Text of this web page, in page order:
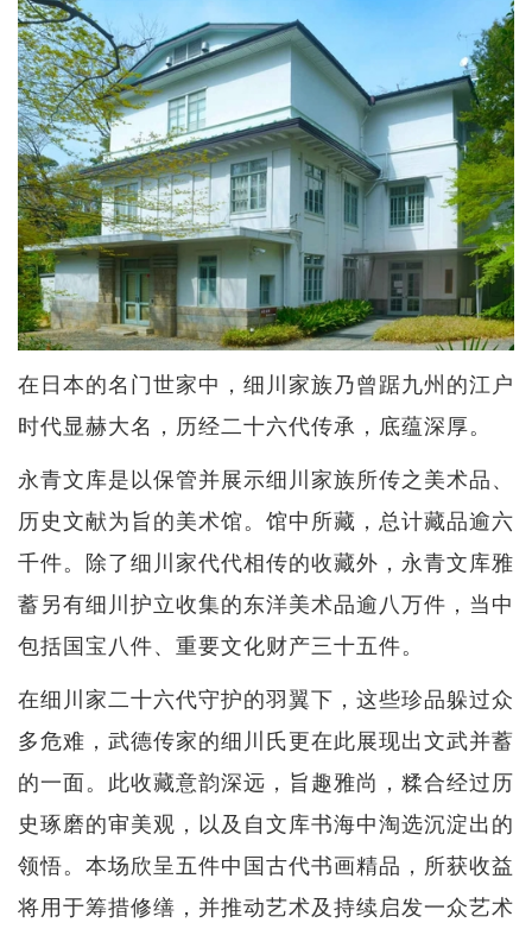
在日本的名门世家中，细川家族乃曾踞九州的江户
时代显赫大名，历经二十六代传承，底蕴深厚。
永青文库是以保管并展示细川家族所传之美术品、
历史文献为旨的美术馆。馆中所藏，总计藏品逾六
千件。除了细川家代代相传的收藏外，永青文库雅
蓄另有细川护立收集的东洋美术品逾八万件，当中
包括国宝八件、重要文化财产三十五件。
在细川家二十六代守护的羽翼下，这些珍品躲过众
多危难，武德传家的细川氏更在此展现出文武并蓄
的一面。此收藏意韵深远，旨趣雅尚，糅合经过历
史琢磨的审美观，以及自文库书海中淘选沉淀出的
领悟。本场欣呈五件中国古代书画精品，所获收益
将用于筹措修缮，并推动艺术及持续启发一众艺术